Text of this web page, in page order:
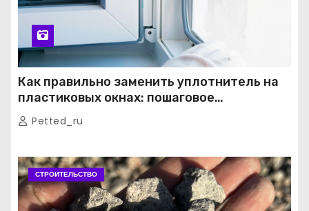
Как правильно заменить уплотнитель на
пластиковых окнах: пошаговое
руководство от экспертов
Petted_ru
СТРОИТЕЛЬСТВО